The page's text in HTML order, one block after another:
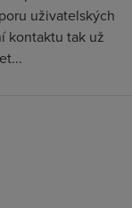
uživatelských
kontaktu tak už